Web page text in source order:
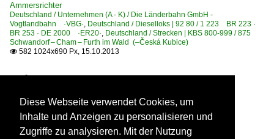
Ammersrichter
Deutschland / Unternehmen (A - K) / Die Länderbahn GmbH -
Vogtlandbahn ·VBG·, Deutschland / Dieselloks | 92 80 / 1 223 BR 223 ·
BR 253 · DE 2000 ·ER20·, Deutschland / Strecken | KBS 800-999 / 875
Schwandorf – Cham – Furth im Wald (–Česká Kubice)
 582 1024x690 Px, 15.10.2013
Diese Webseite verwendet Cookies, um
Inhalte und Anzeigen zu personalisieren und
Zugriffe zu analysieren. Mit der Nutzung